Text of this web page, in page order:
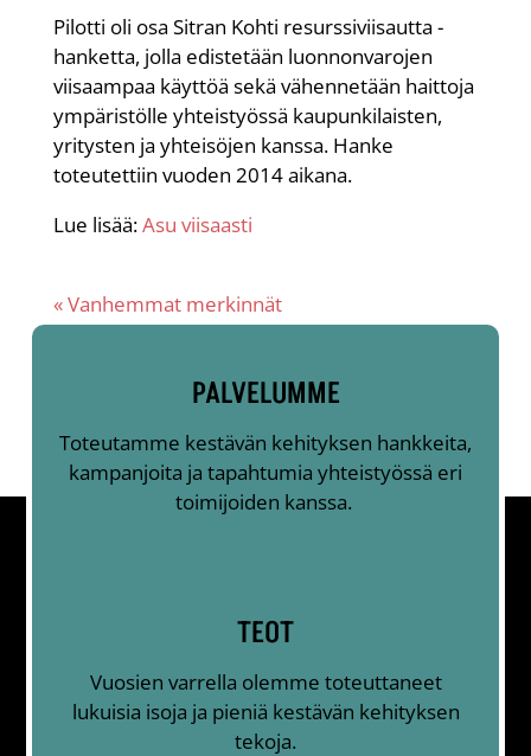
Pilotti oli osa Sitran Kohti resurssiviisautta -
hanketta, jolla edistetään luonnonvarojen
viisaampaa käyttöä sekä vähennetään haittoja
ympäristölle yhteistyössä kaupunkilaisten,
yritysten ja yhteisöjen kanssa. Hanke
toteutettiin vuoden 2014 aikana.
Lue lisää:Asu viisaasti
« Vanhemmat merkinnät
PALVELUMME
Toteutamme kestävän kehityksen hankkeita,
kampanjoita ja tapahtumia yhteistyössä eri
toimijoiden kanssa.
TEOT
Vuosien varrella olemme toteuttaneet
lukuisia isoja ja pieniä kestävän kehityksen
tekoja.